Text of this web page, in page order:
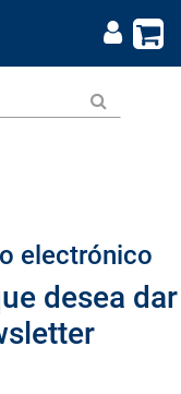
electrónico
desea dar